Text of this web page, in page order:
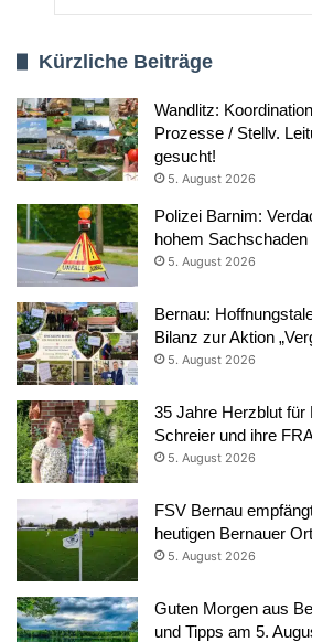
Kürzliche Beiträge
Wandlitz:
Prozesse / Stellv.
gesucht!
5. August 2026
Polizei Barnim:
hohem Sachschaden
5. August 2026
Bernau:
Bilanz zur Aktion
5. August 2026
35 Jahre Herzblut für
Schreier und ihre
5. August 2026
FSV Bernau
heutigen Bernauer
5. August 2026
Guten Morgen aus
und Tipps am 5.